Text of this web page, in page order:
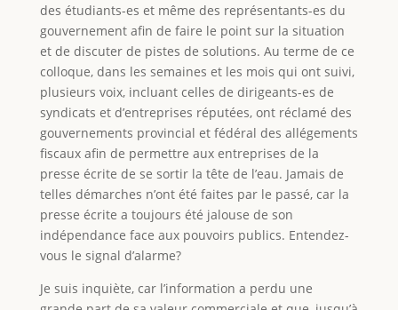
des étudiants-es et même des représentants-es du
gouvernement afin de faire le point sur la situation
et de discuter de pistes de solutions. Au terme de ce
colloque, dans les semaines et les mois qui ont suivi,
plusieurs voix, incluant celles de dirigeants-es de
syndicats et d’entreprises réputées, ont réclamé des
gouvernements provincial et fédéral des allégements
fiscaux afin de permettre aux entreprises de la
presse écrite de se sortir la tête de l’eau. Jamais de
telles démarches n’ont été faites par le passé, car la
presse écrite a toujours été jalouse de son
indépendance face aux pouvoirs publics. Entendez-
vous le signal d’alarme?
Je suis inquiète, car l’information a perdu une